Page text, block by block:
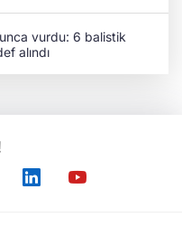
vurdu: 6 balistik
alındı